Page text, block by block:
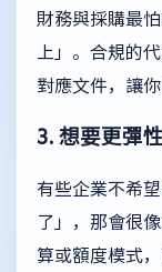
財務與採購最
上」。合規的
對應文件，讓
3. 想要更彈
有些企業不希
了」，那會很
算或額度模式